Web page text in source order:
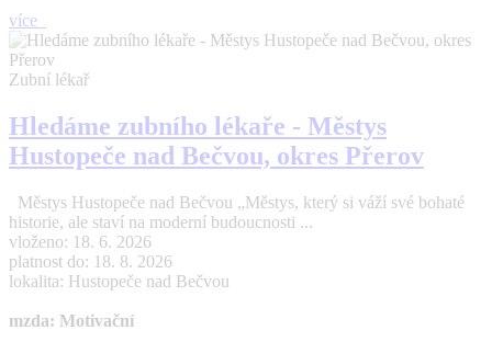
více
Zubní lékař
Hledáme zubního lékaře - Městys
Hustopeče nad Bečvou, okres Přerov
Městys Hustopeče nad Bečvou „Městys, který si váží své bohaté
historie, ale staví na moderní budoucnosti ...
vloženo: 18. 6. 2026
platnost do: 18. 8. 2026
lokalita: Hustopeče nad Bečvou
mzda: Motivační